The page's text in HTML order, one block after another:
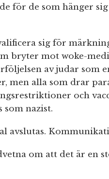
för de som hänger
sig för
bryter mot woke-
av judar som
men alla som drar
och
som nazist.
avslutas.
om att det är en